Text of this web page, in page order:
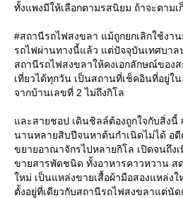
ทั้งแพงมีให้เลือกตามรสนิยม ถ้าจะตาม
#สถานีรถไฟสงขลา แม้ถูกยกเลิกใช้งา
รถไฟผ่านทางนี้แล้ว แต่ปัจจุบันเทศบา
สถานีรถไฟสงขลาให้คงเอกลักษณ์ของส
เที่ยวได้ทุกวัน เป็นสถานที่เช็คอินที่อยู่ใ
จากบ้านเลขที่ 2 ไม่ถึงกิโล
ละสายชอป เดินชิลล์ต้องถูกใจกับสิ่งนี้
นานหลายสิบปีจนหาต้นกำเนิดไม่ได้ อ
ขยายอาณาจักรไปหลายกิโล เปิดจนถึง
ขายสารพัดชนิด ทั้งอาหารคาวหวาน ส
หม่ เป็นแหล่งขายเสื้อผ้ามือสองแหล่งใ
ตั้งอยู่ที่เดียวกับสถานีรถไฟสงขลาแต่นั